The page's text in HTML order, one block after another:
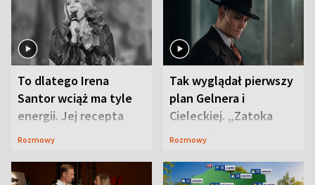
To dlatego Irena
Santor wciąż ma tyle
energii. Jej recepta
jest zaskakująco
Rozmowy
Tak wyglądał pierwszy
plan Gelnera i
Cieleckiej. „Zatoka
szpiegów” od razu ich
Rozmowy